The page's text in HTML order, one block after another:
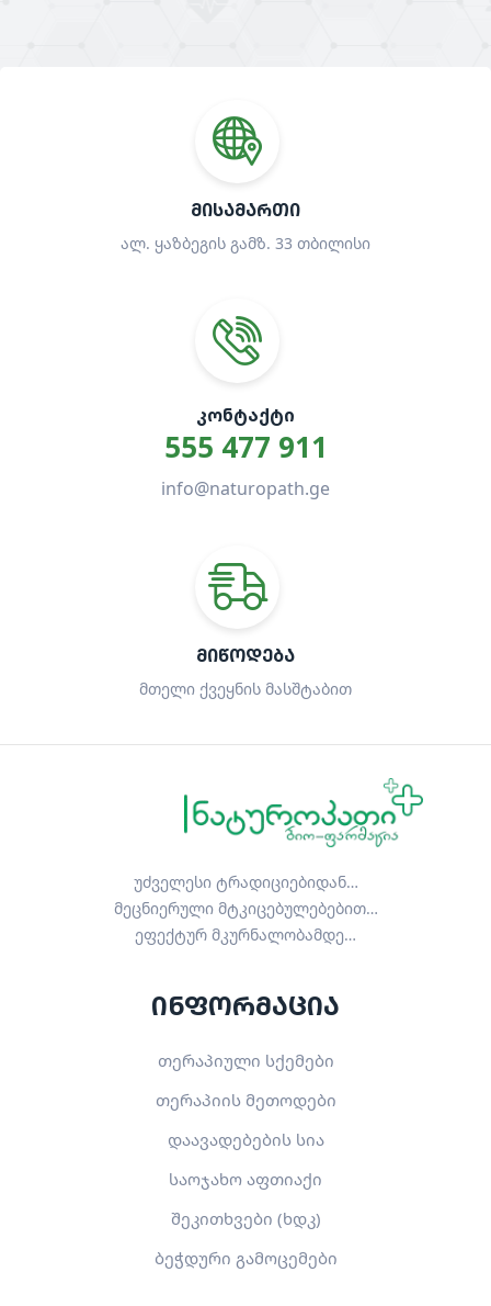
ᲛᲘᲡᲐᲛᲐᲠᲗᲘ
ალ. ყაზბეგის გამზ. 33 თბილისი
ᲙᲝᲜᲢᲐᲥᲢᲘ
555 477 911
info@naturopath.ge
ᲛᲘᲬᲝᲓᲔᲑᲐ
მთელი ქვეყნის მასშტაბით
უძველესი ტრადიციებიდან…
მეცნიერული მტკიცებულებებით…
ეფექტურ მკურნალობამდე…
ინფორმაცია
თერაპიული სქემები
თერაპიის მეთოდები
დაავადებების სია
საოჯახო აფთიაქი
შეკითხვები (ხდკ)
ბეჭდური გამოცემები